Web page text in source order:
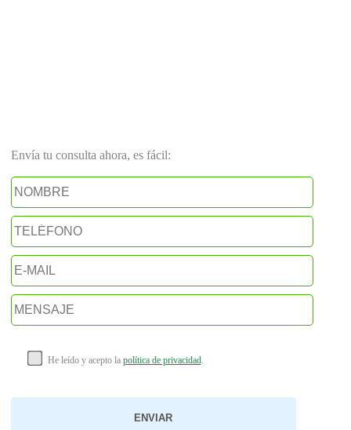
Envía tu consulta ahora, es fácil:
He leído y acepto la política de privacidad.